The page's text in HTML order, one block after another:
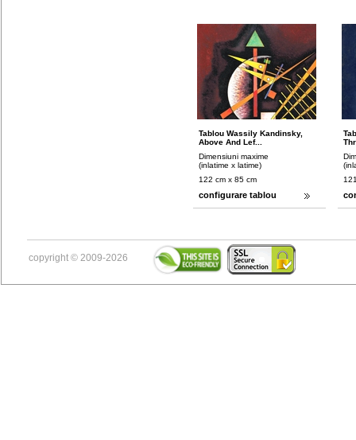
Tablou Wassily Kandinsky,
Above And Lef...
Dimensiuni maxime
(inlatime x latime)
122 cm x 85 cm
configurare tablou
copyright © 2009-2026